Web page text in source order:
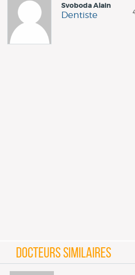
Svoboda Alain
Dentiste
DOCTEURS SIMILAIRES